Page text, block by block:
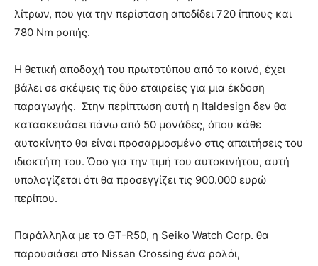
λίτρων, που για την περίσταση αποδίδει 720 ίππους και
780 Nm ροπής.
Η θετική αποδοχή του πρωτοτύπου από το κοινό, έχει
βάλει σε σκέψεις τις δύο εταιρείες για μια έκδοση
παραγωγής. Στην περίπτωση αυτή η Italdesign δεν θα
κατασκευάσει πάνω από 50 μονάδες, όπου κάθε
αυτοκίνητο θα είναι προσαρμοσμένο στις απαιτήσεις του
ιδιοκτήτη του. Όσο για την τιμή του αυτοκινήτου, αυτή
υπολογίζεται ότι θα προσεγγίζει τις 900.000 ευρώ
περίπου.
Παράλληλα με το GT-R50, η Seiko Watch Corp. θα
παρουσιάσει στο Nissan Crossing ένα ρολόι,